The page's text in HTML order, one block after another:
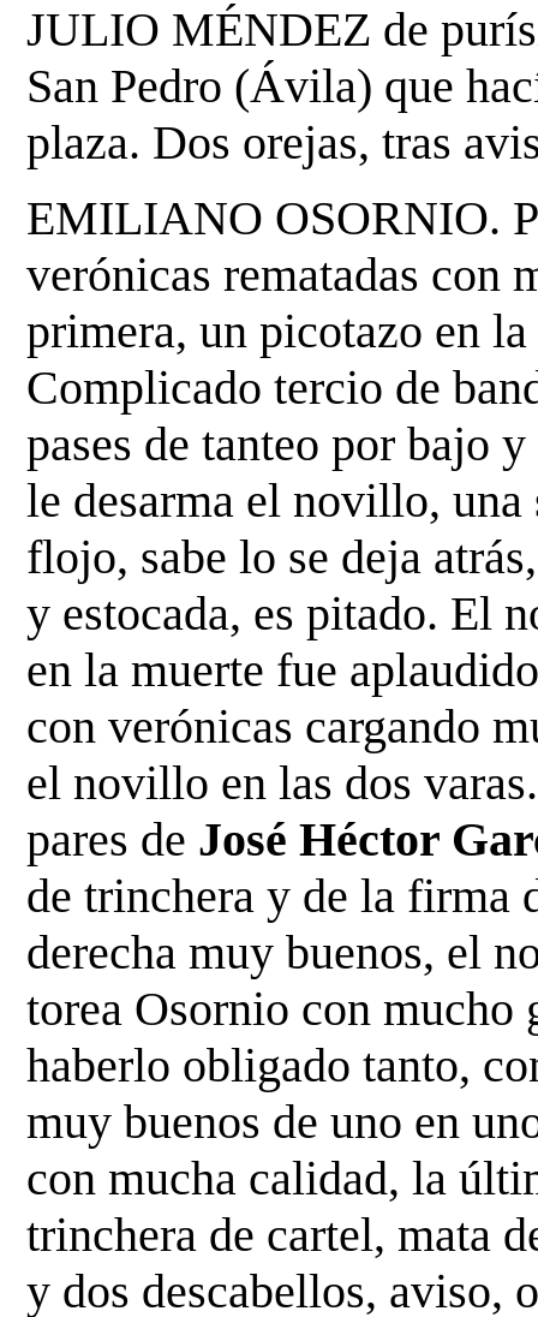
JULIO MÉNDEZ de
San Pedro (Ávila) que
plaza. Dos orejas, tras
EMILIANO OSORNIO.
verónicas rematadas con
primera, un picotazo en
Complicado tercio de
pases de tanteo por bajo
le desarma el novillo,
flojo, sabe lo se deja
y estocada, es pitado. El
en lamuerte fue
con verónicas cargando
el novillo en las dos
pares de José Héctor
de trinchera y de la firma
derecha muy buenos, el
torea Osornio con mucho
haberlo obligado tanto,
muy buenos de uno en
con mucha calidad, la
trinchera de cartel, mata
y dos descabellos, aviso,